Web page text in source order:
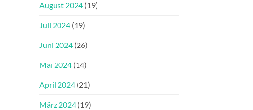
August 2024 (19)
Juli 2024 (19)
Juni 2024 (26)
Mai 2024 (14)
April 2024 (21)
März 2024 (19)